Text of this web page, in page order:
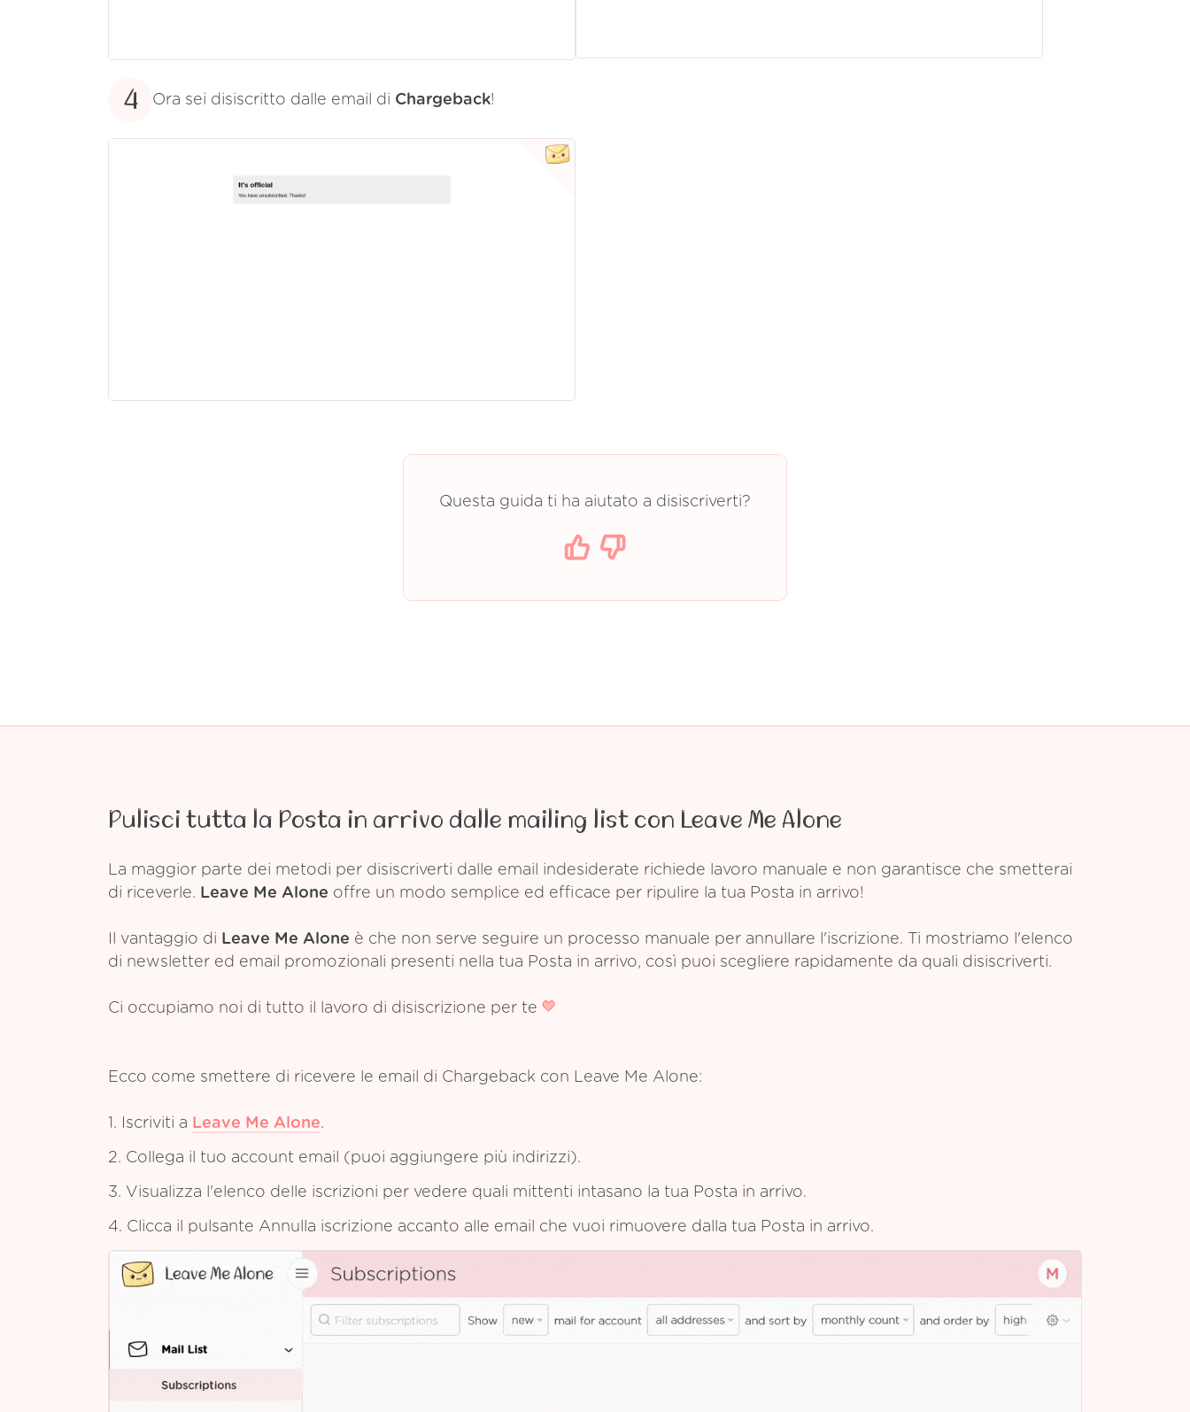
4 Ora sei disiscritto dalle email di Chargeback!
Questa guida ti ha aiutato a disiscriverti?
Pulisci tutta la Posta in arrivo dalle mailing list con Leave Me Alone
La maggior parte dei metodi per disiscriverti dalle email indesiderate richiede lavoro manuale e non garantisce che smetterai
di riceverle. Leave Me Alone offre un modo semplice ed efficace per ripulire la tua Posta in arrivo!
Il vantaggio di Leave Me Alone è che non serve seguire un processo manuale per annullare l'iscrizione. Ti mostriamo l'elenco
di newsletter ed email promozionali presenti nella tua Posta in arrivo, così puoi scegliere rapidamente da quali disiscriverti.
Ci occupiamo noi di tutto il lavoro di disiscrizione per te
Ecco come smettere di ricevere le email di Chargeback con Leave Me Alone:
1. Iscriviti a Leave Me Alone.
2. Collega il tuo account email (puoi aggiungere più indirizzi).
3. Visualizza l'elenco delle iscrizioni per vedere quali mittenti intasano la tua Posta in arrivo.
4. Clicca il pulsante Annulla iscrizione accanto alle email che vuoi rimuovere dalla tua Posta in arrivo.